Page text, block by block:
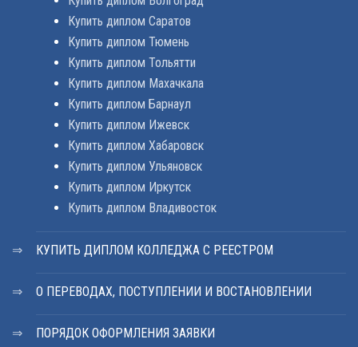
Купить диплом Саратов
Купить диплом Тюмень
Купить диплом Тольятти
Купить диплом Махачкала
Купить диплом Барнаул
Купить диплом Ижевск
Купить диплом Хабаровск
Купить диплом Ульяновск
Купить диплом Иркутск
Купить диплом Владивосток
КУПИТЬ ДИПЛОМ КОЛЛЕДЖА С РЕЕСТРОМ
О ПЕРЕВОДАХ, ПОСТУПЛЕНИИ И ВОСТАНОВЛЕНИИ
ПОРЯДОК ОФОРМЛЕНИЯ ЗАЯВКИ